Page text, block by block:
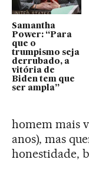
Samantha
Power: “Para
que o
trumpismo seja
derrubado, a
vitória de
Biden tem que
ser ampla”
homem mais
anos), mas
honestidade,